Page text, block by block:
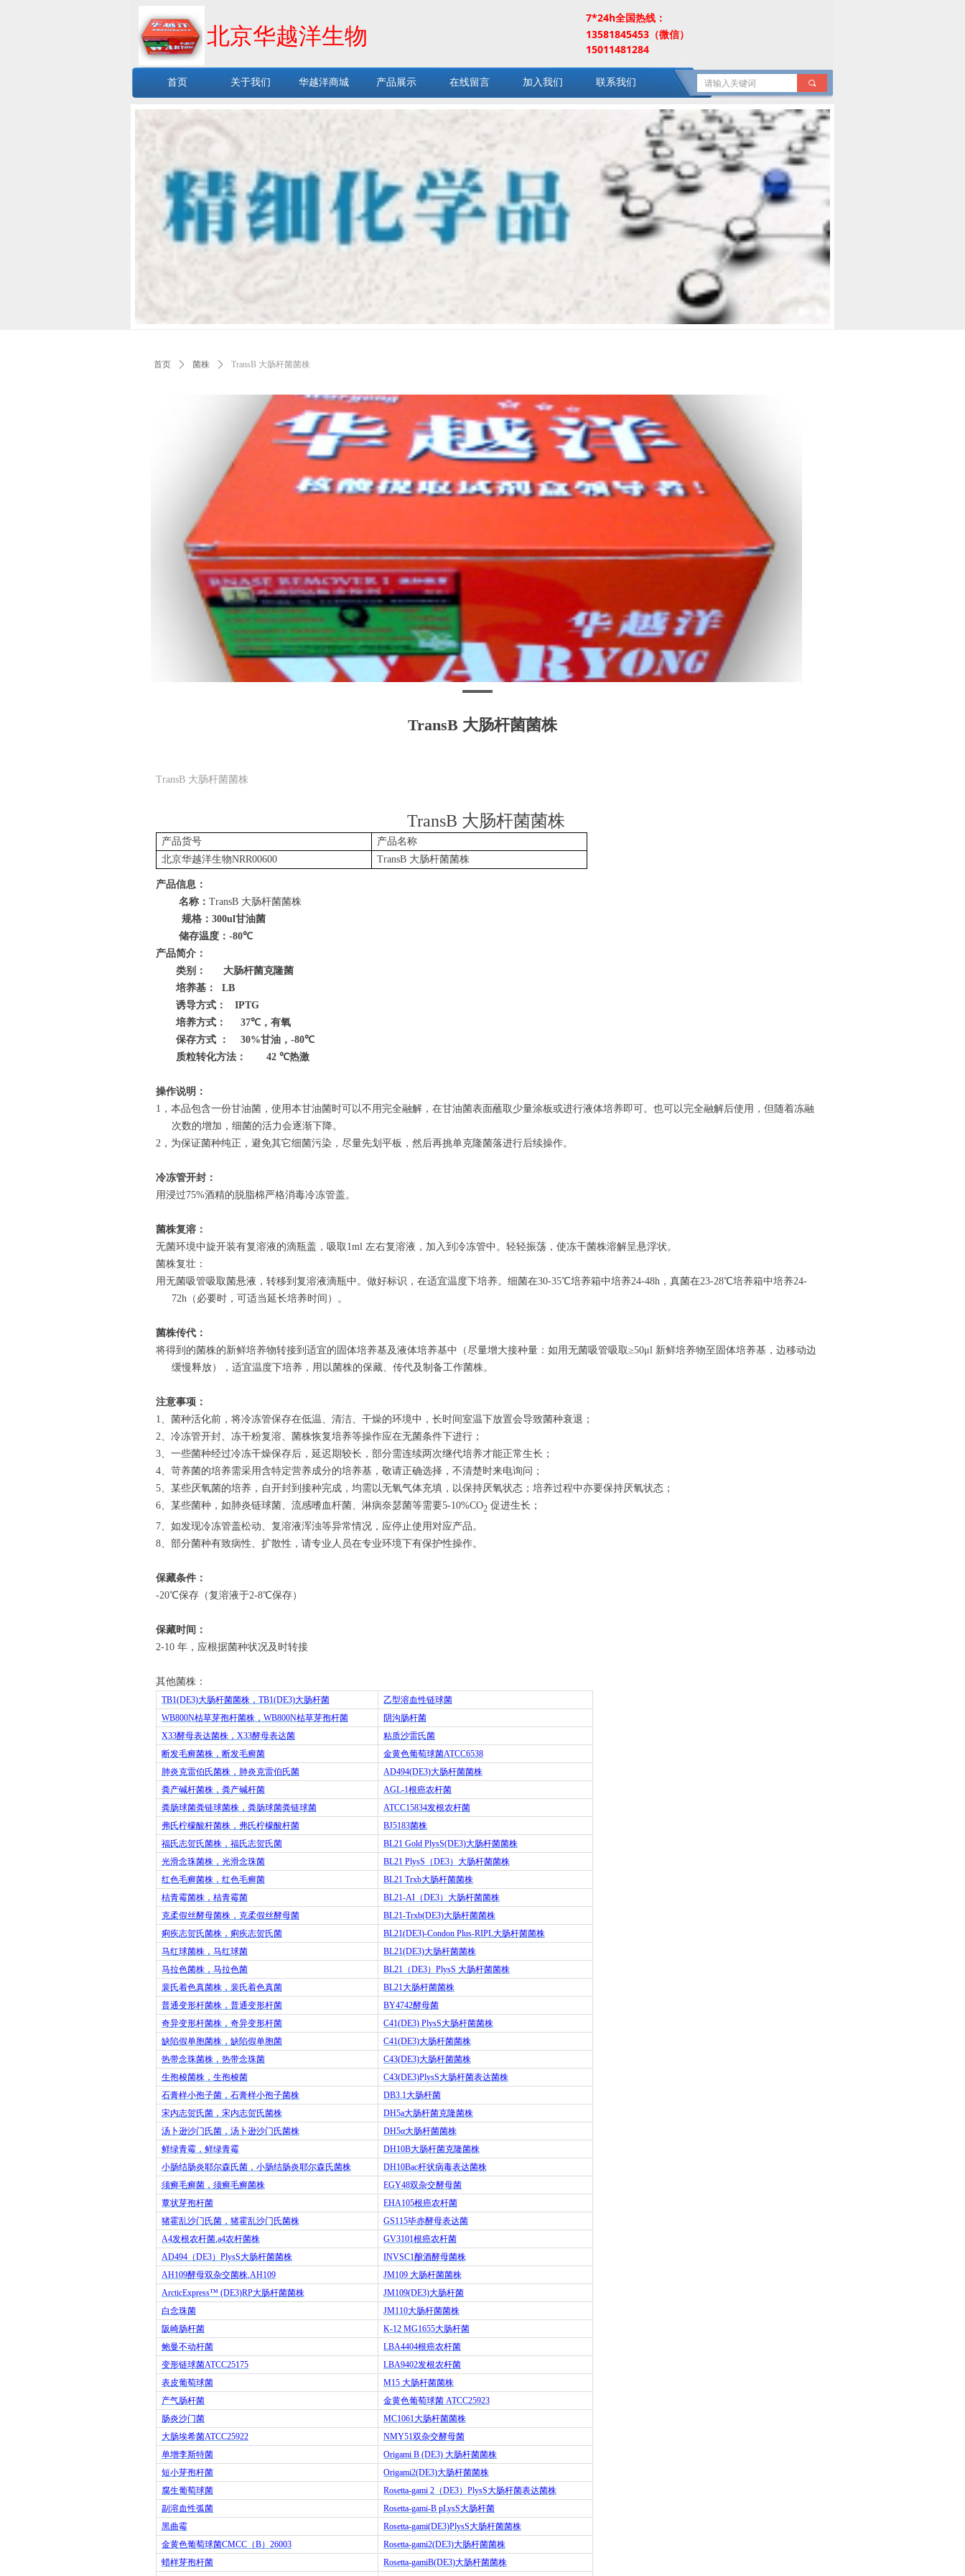
北京华越洋生物 13581845453（微信）
7*24h全国热线：
15011481284
首页 关于我们 华越洋商城 产品展示 在线留言 加入我们 联系我们 끠
首页 ꄲ 菌株 ꄲ TransB 大肠杆菌菌株
TransB 大肠杆菌菌株
TransB 大肠杆菌菌株
TransB 大肠杆菌菌株
产品货号
产品名称
北京华越洋生物NRR00600 TransB 大肠杆菌菌株
产品信息：
名称： TransB 大肠杆菌菌株
规格： 300ul甘油菌
储存温度： -80℃
产品简介：
类别：
大肠杆菌克隆菌
培养基：
LB
诱导方式：
IPTG
培养方式：
37℃ ，有氧
保存方式
： 30%甘油， -80℃
质粒转化方法：
42 ℃热激
操作说明：
1 ，本品包含一份甘油菌，使用本甘油菌时可以不用完全融解，在甘油菌表面蘸取少量涂板或进行液体培养即可。也可以完全融解后使用，但随着冻融
次数的增加，细菌的活力会逐渐下降。
2，为保证菌种纯正，避免其它细菌污染，尽量先划平板，然后再挑单克隆菌落进行后续操作。
冷冻管开封：
用浸过75%酒精的脱脂棉严格消毒冷冻管盖。
菌株复溶：
无菌环境中旋开装有复溶液的滴瓶盖，吸取 1ml 左右复溶液，加入到冷冻管中。轻轻振荡，使冻干菌株溶解呈悬浮状。
菌株复壮：
用无菌吸管吸取菌悬液，转移到复溶液滴瓶中。做好标识，在适宜温度下培养。细菌在30-35℃培养箱中培养24-48h，真菌在23-28℃培养箱中培养24-
72h（必要时，可适当延长培养时间）。
菌株传代：
将得到的菌株的新鲜培养物转接到适宜的固体培养基及液体培养基中（尽量增大接种量：如用无菌吸管吸取≥50μl 新鲜培养物至固体培养基，边移动边
缓慢释放），适宜温度下培养，用以菌株的保藏、传代及制备工作菌株。
注意事项：
1、菌种活化前，将冷冻管保存在低温、清洁、干燥的环境中，长时间室温下放置会导致菌种衰退；
2、冷冻管开封、冻干粉复溶、菌株恢复培养等操作应在无菌条件下进行；
3、一些菌种经过冷冻干燥保存后，延迟期较长，部分需连续两次继代培养才能正常生长；
4、苛养菌的培养需采用含特定营养成分的培养基，敬请正确选择，不清楚时来电询问；
5、某些厌氧菌的培养，自开封到接种完成，均需以无氧气体充填，以保持厌氧状态；培养过程中亦要保持厌氧状态；
6、某些菌种，如肺炎链球菌、流感嗜血杆菌、淋病奈瑟菌等需要5-10%CO2 促进生长；
7、如发现冷冻管盖松动、复溶液浑浊等异常情况，应停止使用对应产品。
8、部分菌种有致病性、扩散性，请专业人员在专业环境下有保护性操作。
保藏条件：
-20℃保存（复溶液于2-8℃保存）
保藏时间：
2-10 年，应根据菌种状况及时转接
其他菌株：
TB1(DE3)大肠杆菌菌株， TB1(DE3)大肠杆菌
乙型溶血性链球菌
WB800N枯草芽孢杆菌株， WB800N枯草芽孢杆菌
阴沟肠杆菌
X33酵母表达菌株， X33酵母表达菌
粘质沙雷氏菌
断发毛癣菌株，断发毛癣菌
金黄色葡萄球菌ATCC6538
肺炎克雷伯氏菌株，肺炎克雷伯氏菌
AD494(DE3)大肠杆菌菌株
粪产碱杆菌株，粪产碱杆菌
AGL-1根癌农杆菌
粪肠球菌粪链球菌株，粪肠球菌粪链球菌
ATCC15834发根农杆菌
弗氏柠檬酸杆菌株，弗氏柠檬酸杆菌
BJ5183菌株
福氏志贺氏菌株，福氏志贺氏菌
BL21 Gold PlysS(DE3)大肠杆菌菌株
光滑念珠菌株，光滑念珠菌
BL21 PlysS （DE3）大肠杆菌菌株
红色毛癣菌株，红色毛癣菌
BL21 Trxb大肠杆菌菌株
桔青霉菌株，桔青霉菌
BL21-AI （DE3）大肠杆菌菌株
克柔假丝酵母菌株，克柔假丝酵母菌
BL21-Trxb(DE3)大肠杆菌菌株
痢疾志贺氏菌株，痢疾志贺氏菌
BL21(DE3)-Condon Plus-RIPL大肠杆菌菌株
马红球菌株，马红球菌
BL21(DE3)大肠杆菌菌株
马拉色菌株，马拉色菌
BL21 （DE3） PlysS 大肠杆菌菌株
裴氏着色真菌株，裴氏着色真菌
BL21大肠杆菌菌株
普通变形杆菌株，普通变形杆菌
BY4742酵母菌
奇异变形杆菌株，奇异变形杆菌
C41(DE3) PlysS大肠杆菌菌株
缺陷假单胞菌株，缺陷假单胞菌
C41(DE3)大肠杆菌菌株
热带念珠菌株，热带念珠菌
C43(DE3)大肠杆菌菌株
生孢梭菌株，生孢梭菌
C43(DE3)PlysS大肠杆菌表达菌株
石膏样小孢子菌，石膏样小孢子菌株
DB3.1大肠杆菌
宋内志贺氏菌，宋内志贺氏菌株
DH5a大肠杆菌克隆菌株
汤卜逊沙门氏菌，汤卜逊沙门氏菌株
DH5α大肠杆菌菌株
鲜绿青霉，鲜绿青霉
DH10B大肠杆菌克隆菌株
小肠结肠炎耶尔森氏菌，小肠结肠炎耶尔森氏菌株
DH10Bac杆状病毒表达菌株
须癣毛癣菌，须癣毛癣菌株
EGY48双杂交酵母菌
蕈状芽孢杆菌
EHA105根癌农杆菌
猪霍乱沙门氏菌，猪霍乱沙门氏菌株
GS115毕赤酵母表达菌
A4发根农杆菌 ,a4农杆菌株 GV3101根癌农杆菌
AD494 （DE3） PlysS大肠杆菌菌株 INVSC1酿酒酵母菌株
AH109酵母双杂交菌株 ,AH109 JM109 大肠杆菌菌株
ArcticExpress™ (DE3)RP大肠杆菌菌株 JM109(DE3)大肠杆菌
白念珠菌
JM110大肠杆菌菌株
阪崎肠杆菌
K-12 MG1655大肠杆菌
鲍曼不动杆菌
LBA4404根癌农杆菌
变形链球菌ATCC25175 LBA9402发根农杆菌
表皮葡萄球菌
M15 大肠杆菌菌株
产气肠杆菌
金黄色葡萄球菌 ATCC25923
肠炎沙门菌
MC1061大肠杆菌菌株
大肠埃希菌ATCC25922 NMY51双杂交酵母菌
单增李斯特菌
Origami B (DE3) 大肠杆菌菌株
短小芽孢杆菌
Origami2(DE3)大肠杆菌菌株
腐生葡萄球菌
Rosetta-gami 2 （DE3） PlysS大肠杆菌表达菌株
副溶血性弧菌
Rosetta-gami-B pLysS大肠杆菌
黑曲霉
Rosetta-gami(DE3)PlysS大肠杆菌菌株
金黄色葡萄球菌CMCC （B） 26003 Rosetta-gami2(DE3)大肠杆菌菌株
蜡样芽孢杆菌
Rosetta-gamiB(DE3)大肠杆菌菌株